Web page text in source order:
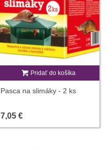
Pridať do košíka
Pasca na slimáky - 2 ks
7,05 €